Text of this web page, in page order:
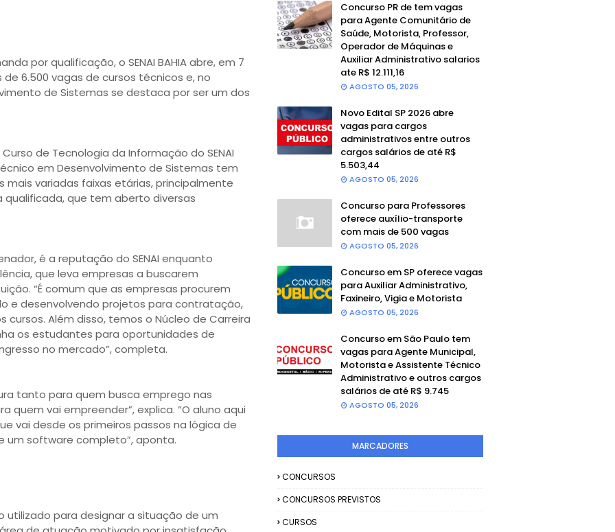
por qualificação, o SENAI BAHIA abre, em 7
6.500 vagas de cursos técnicos e, no
de Sistemas se destaca por ser um dos
de Tecnologia da Informação do SENAI
técnico em Desenvolvimento de Sistemas tem
variadas faixas etárias, principalmente
que tem aberto diversas
é a reputação do SENAI enquanto
que leva empresas a buscarem
“É comum que as empresas procurem
e desenvolvendo projetos para contratação,
Além disso, temos o Núcleo de Carreira
os estudantes para oportunidades de
no mercado”, completa.
tanto para quem busca emprego nas
quem vai empreender”, explica. “O aluno aqui
vai desde os primeiros passos na lógica de
software completo”, aponta.
utilizado para designar a situação de um
Concurso PR de tem vagas
para Agente Comunitário de
Saúde, Motorista, Professor,
Operador de Máquinas e
Auxiliar Administrativo salarios
ate R$ 12.111,16
AGOSTO 05, 2026
Novo Edital SP 2026 abre
vagas para cargos
administrativos entre outros
cargos salários de até R$
5.503,44
AGOSTO 05, 2026
Concurso para Professores
oferece auxílio-transporte
com mais de 500 vagas
AGOSTO 05, 2026
Concurso em SP oferece vagas
para Auxiliar Administrativo,
Faxineiro, Vigia e Motorista
AGOSTO 05, 2026
Concurso em São Paulo tem
vagas para Agente Municipal,
Motorista e Assistente Técnico
Administrativo e outros cargos
salários de até R$ 9.745
AGOSTO 05, 2026
MARCADORES
CONCURSOS
CONCURSOS PREVISTOS
CURSOS